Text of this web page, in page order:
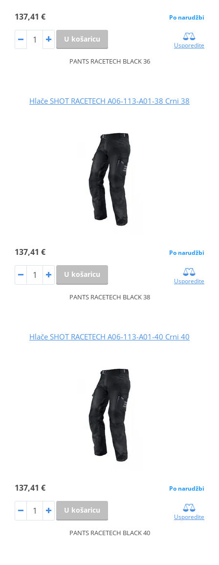
137,41 € Po narudžbi
U košaricu
Usporedite
PANTS RACETECH BLACK 36
Hlače SHOT RACETECH A06-113-A01-38 Crni 38
137,41 € Po narudžbi
U košaricu
Usporedite
PANTS RACETECH BLACK 38
Hlače SHOT RACETECH A06-113-A01-40 Crni 40
137,41 € Po narudžbi
U košaricu
Usporedite
PANTS RACETECH BLACK 40